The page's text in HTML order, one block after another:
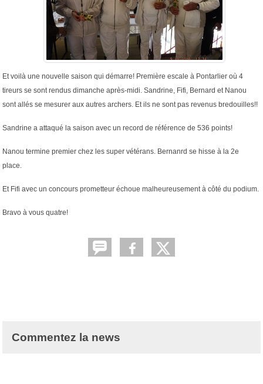
Et voilà une nouvelle saison qui démarre! Première escale à Pontarlier où 4
tireurs se sont rendus dimanche après-midi. Sandrine, Fifi, Bernard et Nanou
sont allés se mesurer aux autres archers. Et ils ne sont pas revenus bredouilles!!
Sandrine a attaqué la saison avec un record de référence de 536 points!
Nanou termine premier chez les super vétérans. Bernanrd se hisse à la 2e
place.
Et Fifi avec un concours prometteur échoue malheureusement à côté du podium.
Bravo à vous quatre!
Commentez la news